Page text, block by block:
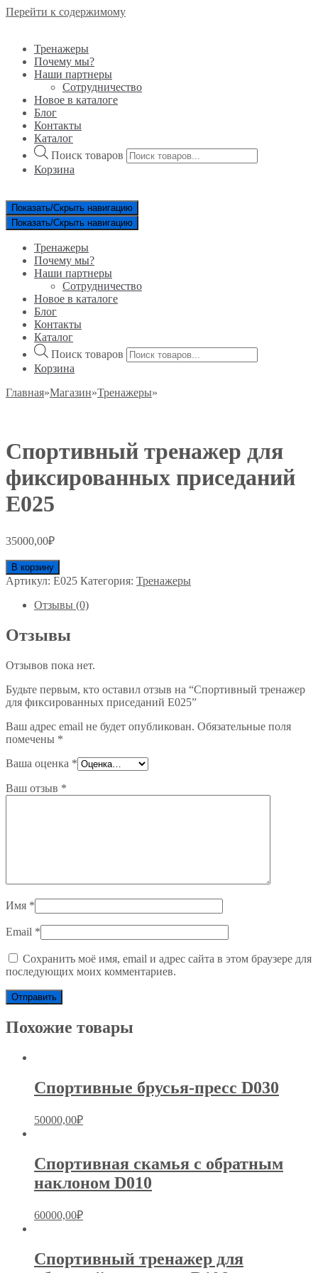
Перейти к содержимому
Тренажеры
Почему мы?
Наши партнеры
Сотрудничество
Новое в каталоге
Блог
Контакты
Каталог
Поиск товаров
Корзина
Показать/Скрыть навигацию
Показать/Скрыть навигацию
Тренажеры
Почему мы?
Наши партнеры
Сотрудничество
Новое в каталоге
Блог
Контакты
Каталог
Поиск товаров
Корзина
Главная»Магазин»Тренажеры»
Спортивный тренажер для
фиксированных приседаний
E025
35000,00₽
В корзину
Артикул: E025 Категория: Тренажеры
Отзывы (0)
Отзывы
Отзывов пока нет.
Будьте первым, кто оставил отзыв на “Спортивный тренажер
для фиксированных приседаний E025”
Ваш адрес email не будет опубликован. Обязательные поля
помечены *
Ваша оценка *
Ваш отзыв *
Имя *
Email *
Сохранить моё имя, email и адрес сайта в этом браузере для
последующих моих комментариев.
Похожие товары
Спортивные брусья-пресс D030
50000,00₽
Спортивная скамья с обратным
наклоном D010
60000,00₽
Спортивный тренажер для